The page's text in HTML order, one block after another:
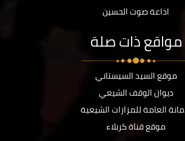
اذاعة صوت الحسين
مواقع ذات صلة
موقع السيد السيستاني
ديوان الوقف الشيعي
العامة للمزارات الشيعية
موقع قناة كربلاء